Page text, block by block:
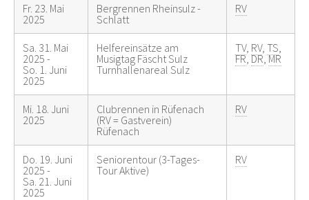
Fr. 23. Mai
2025
Bergrennen Rheinsulz -
Schlatt
RV
Sa. 31. Mai
2025 -
So. 1. Juni
2025
Helfereinsätze am
Musigtag Fäscht Sulz
Turnhallenareal Sulz
TV, RV, TS
FR, DR ,MR
Mi. 18. Juni
2025
Clubrennen in Rüfenach
(RV = Gastverein)
Rüfenach
RV
Do. 19. Juni
2025 -
Sa. 21. Juni
2025
Seniorentour (3-Tages-
Tour Aktive)
RV